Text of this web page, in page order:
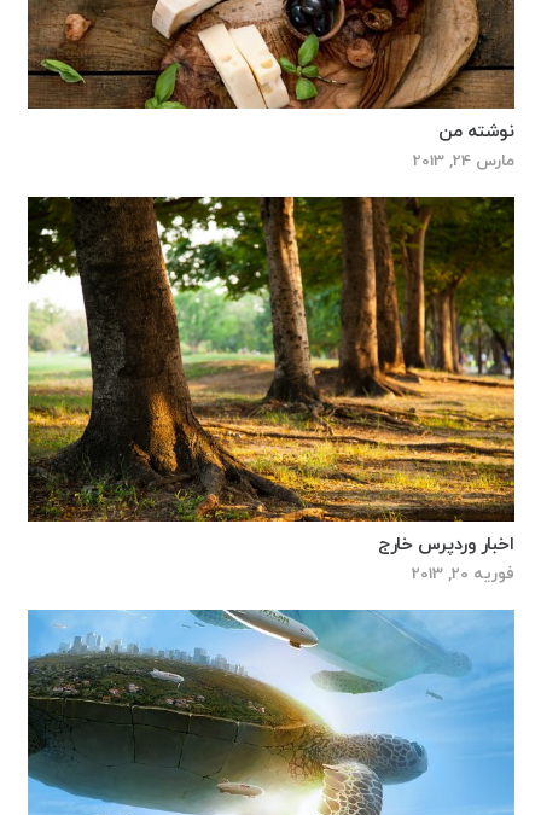
نوشته من
مارس 24, 2013
اخبار وردپرس خارج
فوریه 20, 2013